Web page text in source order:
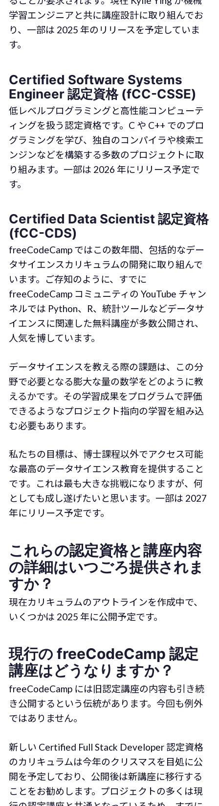
学習エンジニアと共に講座設計に取り組んでお
り、一部は 2025 年のリリースを予定していま
す。
Certified Software Systems
Engineer 認定資格 (fCC-CSSE)
低レベルプログラミングと高性能コンピューテ
ィングを扱う認定資格です。C や C++ でのプロ
グラミングを学び、独自のコンパイラや検索エ
ンジンなどを構築する多数のプロジェクトに取
り組みます。一部は 2026 年にリリース予定で
す。
Certified Data Scientist 認定資格
(fCC-CDS)
freeCodeCamp ではこの数年間、包括的なデー
タサイエンスカリキュラムの開発に取り組んで
います。ご存知のように、すでに
freeCodeCamp コミュニティの YouTube チャン
ネルでは Python、R、統計ツールなどデータサ
イエンスに関連した無料講座が多数公開され、
人気を博しています。
データサイエンスを教える際の課題は、この分
野で必要となる膨大な量の数学をどのように教
えるかです。その学習成果をプログラムで評価
できるようなプロジェクト指向の学習を組み込
む必要もあります。
私たちの目標は、博士課程以外でアクセス可能
な最高のデータサイエンス教育を提供すること
です。これは最も大きな挑戦になりますが、何
としても成し遂げたいと思います。一部は 2027
年にリリース予定です。
これらの認定資格と講座内容
の詳細はいつごろ提供されま
すか？
現在カリキュラムのアウトラインを作成中で、
いくつかは 2025 年に公開予定です。
現行の freeCodeCamp 認定
講座はどうなりますか？
freeCodeCamp には旧認定講座の内容も引き続
き公開するという伝統があります。今回も例外
ではありません。
新しい Certified Full Stack Developer 認定資格
のカリキュラムは今年のクリスマスを目処に公
開を予定しており、公開後は新講座に移行する
ことをお勧めします。プロジェクトの多くは現